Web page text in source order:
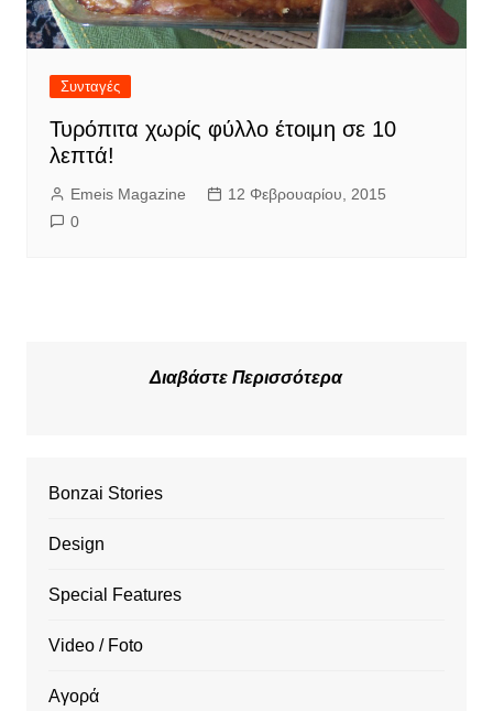
Συνταγές
Τυρόπιτα χωρίς φύλλο έτοιμη σε 10
λεπτά!
Emeis Magazine
12 Φεβρουαρίου, 2015
0
Διαβάστε Περισσότερα
Bonzai Stories
Design
Special Features
Video / Foto
Αγορά